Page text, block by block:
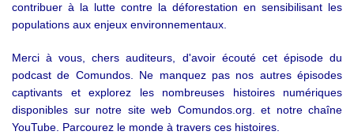
contribuer à la lutte contre la déforestation en sensibilisant les
populations aux enjeux environnementaux.
Merci à vous, chers auditeurs, d'avoir écouté cet épisode du
podcast de Comundos. Ne manquez pas nos autres épisodes
captivants et explorez les nombreuses histoires numériques
disponibles sur notre site web Comundos.org. et notre chaîne
YouTube. Parcourez le monde à travers ces histoires.